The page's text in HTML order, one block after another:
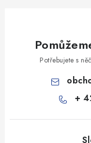
Potřebujete s
+